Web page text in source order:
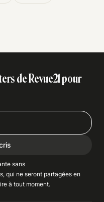
de Revue21 pour
sans
qui ne seront partagées en
à tout moment.